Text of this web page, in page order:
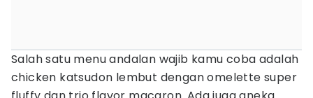
Salah satu menu andalan wajib kamu coba adalah
chicken katsudon lembut dengan omelette super